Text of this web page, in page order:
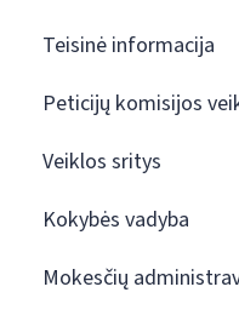
Teisinė informacija
Peticijų komisijos
Veiklos sritys
Kokybės vadyba
Mokesčių